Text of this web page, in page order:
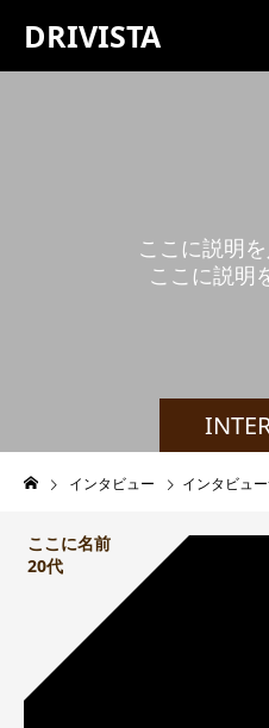
DRIVISTA
こ こ に説明を
ここに説明を
インタビュー インタビュ
ここに名前
20代